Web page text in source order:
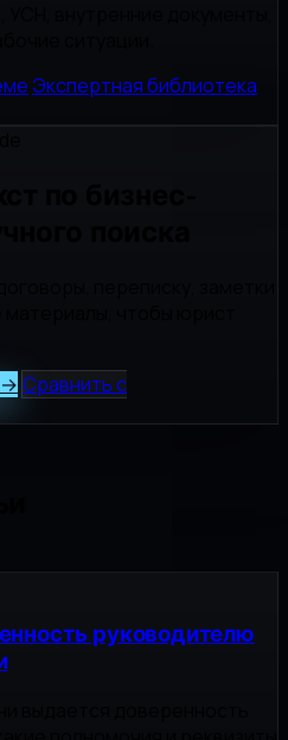
Экспертная библиотека
→ Сравнить с
руководителю